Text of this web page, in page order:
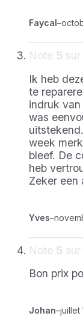
Faycal –
Note 5 sur
Yves–
Ik heb
te
indruk
was
week
bleef. De
heb
Zeker een
Note 5 sur
Johan–juillet
Bon prix